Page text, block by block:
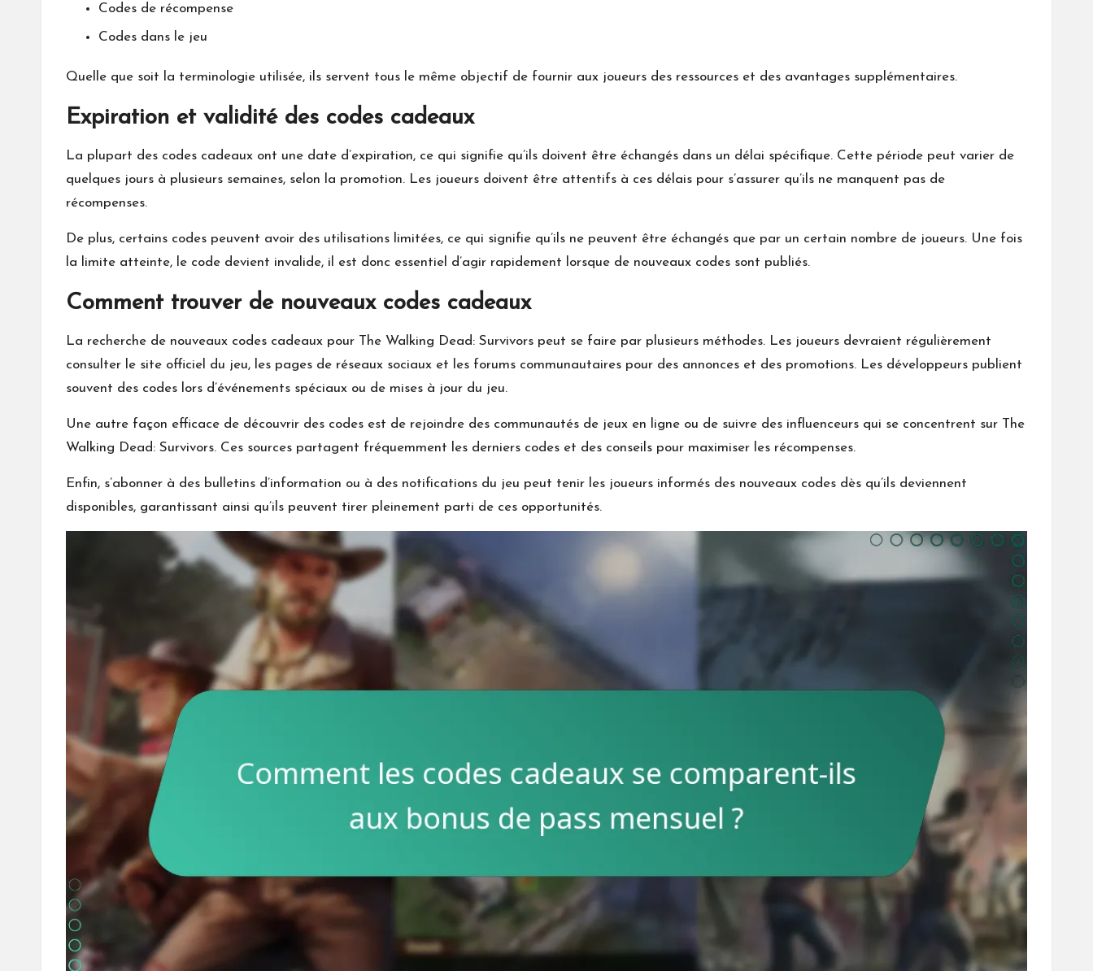
Codes de récompense
Codes dans le jeu
Quelle que soit la terminologie utilisée, ils servent tous le même objectif de fournir aux joueurs des ressources et des avantages supplémentaires.
Expiration et validité des codes cadeaux
La plupart des codes cadeaux ont une date d’expiration, ce qui signifie qu’ils doivent être échangés dans un délai spécifique. Cette période peut varier de
quelques jours à plusieurs semaines, selon la promotion. Les joueurs doivent être attentifs à ces délais pour s’assurer qu’ils ne manquent pas de
récompenses.
De plus, certains codes peuvent avoir des utilisations limitées, ce qui signifie qu’ils ne peuvent être échangés que par un certain nombre de joueurs. Une fois
la limite atteinte, le code devient invalide, il est donc essentiel d’agir rapidement lorsque de nouveaux codes sont publiés.
Comment trouver de nouveaux codes cadeaux
La recherche de nouveaux codes cadeaux pour The Walking Dead: Survivors peut se faire par plusieurs méthodes. Les joueurs devraient régulièrement
consulter le site officiel du jeu, les pages de réseaux sociaux et les forums communautaires pour des annonces et des promotions. Les développeurs publient
souvent des codes lors d’événements spéciaux ou de mises à jour du jeu.
Une autre façon efficace de découvrir des codes est de rejoindre des communautés de jeux en ligne ou de suivre des influenceurs qui se concentrent sur The
Walking Dead: Survivors. Ces sources partagent fréquemment les derniers codes et des conseils pour maximiser les récompenses.
Enfin, s’abonner à des bulletins d’information ou à des notifications du jeu peut tenir les joueurs informés des nouveaux codes dès qu’ils deviennent
disponibles, garantissant ainsi qu’ils peuvent tirer pleinement parti de ces opportunités.